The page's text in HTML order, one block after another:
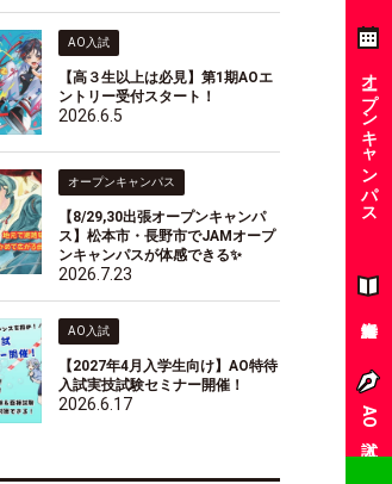
AO入試
【高３生以上は必見】第1期AOエ
ントリー受付スタート！
2026.6.5
オープンキャンパス
【8/29,30出張オープンキャンパ
ス】松本市・長野市でJAMオープ
ンキャンパスが体感できる✨
2026.7.23
AO入試
【2027年4月入学生向け】AO特待
入試実技試験セミナー開催！
2026.6.17
オープンキャンパス
AO入試